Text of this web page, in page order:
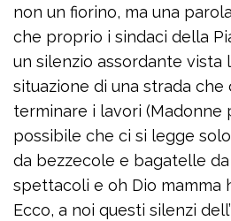
non un fiorino, ma una
che proprio i sindaci della
un silenzio assordante vista
situazione di una strada
terminare i lavori (Madonne
possibile che ci si legge
da bezzecole e bagatelle
spettacoli e oh Dio mamma
Ecco, a noi questi silenzi